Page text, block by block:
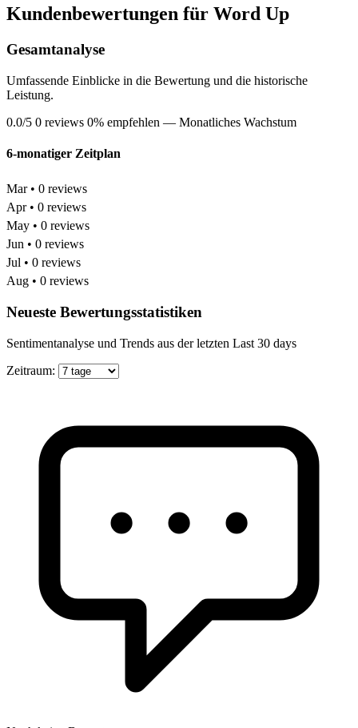
Kundenbewertungen für Word Up
Gesamtanalyse
Umfassende Einblicke in die Bewertung und die historische
Leistung.
0.0/5 0 reviews 0% empfehlen — Monatliches Wachstum
6-monatiger Zeitplan
Mar • 0 reviews
Apr • 0 reviews
May • 0 reviews
Jun • 0 reviews
Jul • 0 reviews
Aug • 0 reviews
Neueste Bewertungsstatistiken
Sentimentanalyse und Trends aus der letzten Last 30 days
Zeitraum: